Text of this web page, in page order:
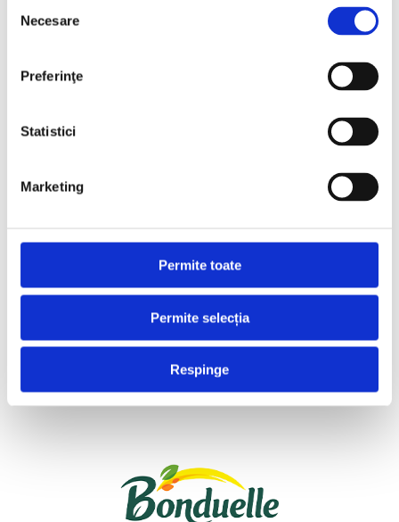
consimțământului
Necesare
Preferinţe
Statistici
Marketing
Permite toate
Permite selecția
Respinge